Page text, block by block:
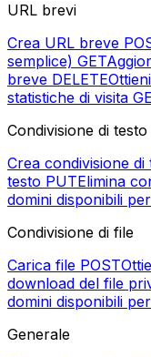
URL brevi
Crea URL breve
semplice) GET
breve DELETE
statistiche di visita
Condivisione di testo
Crea condivisione di
testo PUTElimina
domini disponibili
Condivisione di file
Carica file POST
download del file
domini disponibili
Generale